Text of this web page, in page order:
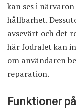
kan ses i
hållbarhet.
avsevärt och det
här fodralet kan
om användaren
reparation.
Funktioner